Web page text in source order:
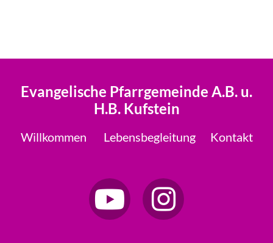
Evangelische Pfarrgemeinde A.B. u.
H.B. Kufstein
Willkommen Lebensbegleitung Kontakt